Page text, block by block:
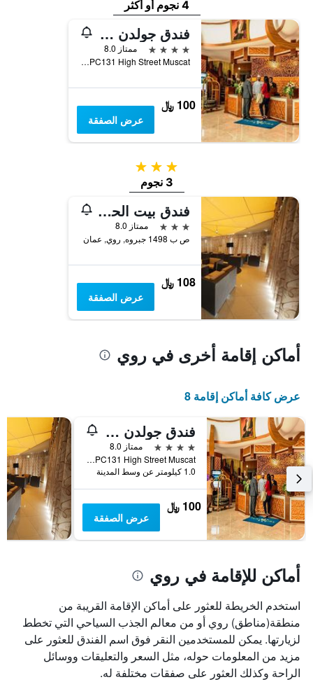
الأسبوع
خلال
آخر
3
أيام
4 نجوم أو أكثر
فندق جولدن توليب هيدينجتون روي
4 نجوم
ممتاز 8.0
254PC131 High Street Muscat, روي, عمان
100 ﷼
عرض الصفقة
3 نجوم
3 نجوم
فندق بيت الحافة
3 نجوم
ممتاز 8.0
ص ب 1498 جبروه, روي, عمان
108 ﷼
عرض الصفقة
أماكن إقامة أخرى في روي
عرض كافة أماكن إقامة 8
فندق جولدن توليب هيدينجتون روي
4 نجوم
ممتاز 8.0
254PC131 High Street Muscat, روي, عمان
1.0 كيلومتر عن وسط المدينة
100 ﷼
عرض الصفقة
أماكن للإقامة في روي
استخدم الخريطة للعثور على أماكن الإقامة القريبة من
منطقة(مناطق) روي أو من معالم الجذب السياحي التي تخطط
لزيارتها. يمكن للمستخدمين النقر فوق اسم الفندق للعثور على
مزيد من المعلومات حوله، مثل السعر والتعليقات ووسائل
الراحة وكذلك العثور على صفقات مختلفة له.